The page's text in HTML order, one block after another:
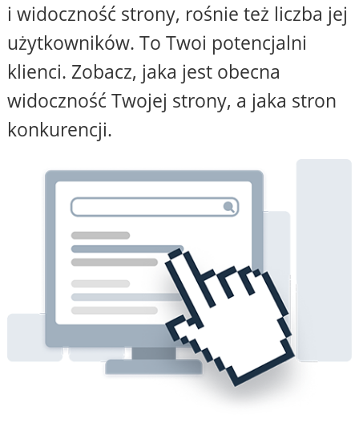
i widoczność strony, rośnie też liczba jej
użytkowników. To Twoi potencjalni
klienci. Zobacz, jaka jest obecna
widoczność Twojej strony, a jaka stron
konkurencji.